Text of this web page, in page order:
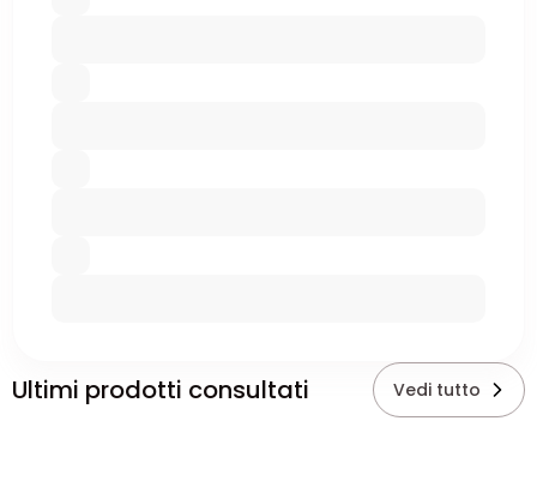
Ultimi prodotti consultati Vedi tutto